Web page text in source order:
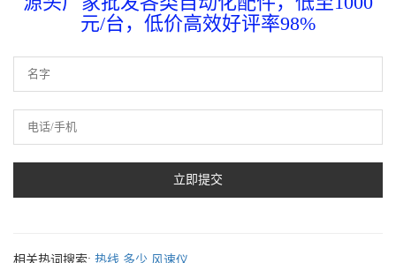
元/台，低价高效好评率98%
相关热词搜索: 热线 多少 风速仪